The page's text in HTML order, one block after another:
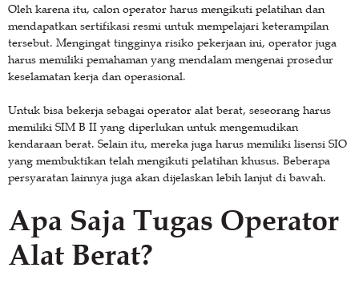
Oleh karena itu, calon operator harus mengikuti pelatihan dan
mendapatkan sertifikasi resmi untuk mempelajari keterampilan
tersebut. Mengingat tingginya risiko pekerjaan ini, operator juga
harus memiliki pemahaman yang mendalam mengenai prosedur
keselamatan kerja dan operasional.
Untuk bisa bekerja sebagai operator alat berat, seseorang harus
memiliki SIM B II yang diperlukan untuk mengemudikan
kendaraan berat. Selain itu, mereka juga harus memiliki lisensi SIO
yang membuktikan telah mengikuti pelatihan khusus. Beberapa
persyaratan lainnya juga akan dijelaskan lebih lanjut di bawah.
Apa Saja Tugas Operator
Alat Berat?